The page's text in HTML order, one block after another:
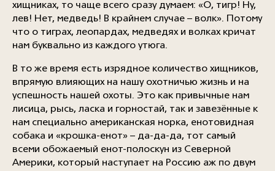
хищниках, то чаще всего сразу думаем: «О, тигр! Ну,
лев! Нет, медведь! В крайнем случае – волк». Потому
что о тиграх, леопардах, медведях и волках кричат
нам буквально из каждого утюга.
В то же время есть изрядное количество хищников,
впрямую влияющих на нашу охотничью жизнь и на
успешность нашей охоты. Это как привычные нам
лисица, рысь, ласка и горностай, так и завезённые к
нам специально американская норка, енотовидная
собака и «крошка-енот» – да-да-да, тот самый
всеми обожаемый енот-полоскун из Северной
Америки, который наступает на Россию аж по двум